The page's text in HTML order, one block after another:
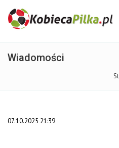
Wiadomości
07.10.2025 21:39